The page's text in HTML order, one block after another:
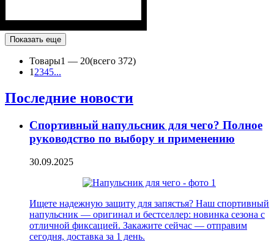
Показать еще
Товары1 — 20(всего 372)
1 2345...
Последние новости
Спортивный напульсник для чего? Полное
руководство по выбору и применению
30.09.2025
Ищете надежную защиту для запястья? Наш спортивный
напульсник — оригинал и бестселлер: новинка сезона с
отличной фиксацией. Закажите сейчас — отправим
сегодня, доставка за 1 день.